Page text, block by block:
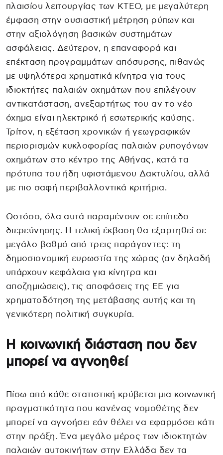
πλαισίου λειτουργίας των ΚΤΕΟ, με μεγαλύτερη
έμφαση στην ουσιαστική μέτρηση ρύπων και
στην αξιολόγηση βασικών συστημάτων
ασφάλειας. Δεύτερον, η επαναφορά και
επέκταση προγραμμάτων απόσυρσης, πιθανώς
με υψηλότερα χρηματικά κίνητρα για τους
ιδιοκτήτες παλαιών οχημάτων που επιλέγουν
αντικατάσταση, ανεξαρτήτως του αν το νέο
όχημα είναι ηλεκτρικό ή εσωτερικής καύσης.
Τρίτον, η εξέταση χρονικών ή γεωγραφικών
περιορισμών κυκλοφορίας παλαιών ρυπογόνων
οχημάτων στο κέντρο της Αθήνας, κατά τα
πρότυπα του ήδη υφιστάμενου Δακτυλίου, αλλά
με πιο σαφή περιβαλλοντικά κριτήρια.
Ωστόσο, όλα αυτά παραμένουν σε επίπεδο
διερεύνησης. Η τελική έκβαση θα εξαρτηθεί σε
μεγάλο βαθμό από τρεις παράγοντες: τη
δημοσιονομική ευρωστία της χώρας (αν δηλαδή
υπάρχουν κεφάλαια για κίνητρα και
αποζημιώσεις), τις αποφάσεις της ΕΕ για
χρηματοδότηση της μετάβασης αυτής και τη
γενικότερη πολιτική συγκυρία.
Η κοινωνική διάσταση που δεν
μπορεί να αγνοηθεί
Πίσω από κάθε στατιστική κρύβεται μια κοινωνική
πραγματικότητα που κανένας νομοθέτης δεν
μπορεί να αγνοήσει εάν θέλει να εφαρμόσει κάτι
στην πράξη. Ένα μεγάλο μέρος των ιδιοκτητών
παλαιών αυτοκινήτων στην Ελλάδα δεν τα